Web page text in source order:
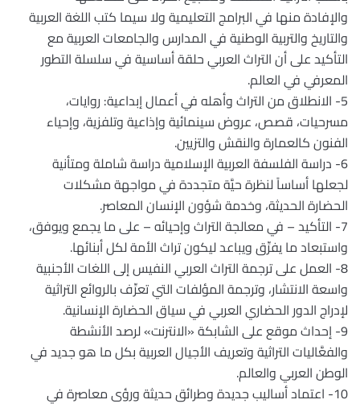
والإفادة منها في البرامج التعليمية ولا سيما كتب اللغة العربية
والتاريخ والتربية الوطنية في المدارس والجامعات العربية مع
التأكيد على أن التراث العربي حلقة أساسية في سلسلة التطور
المعرفي في العالم.
5- الانطلاق من التراث وأهله في أعمال إبداعية: روايات،
مسرحيات، قصص، عروض سينمائية وإذاعية وتلفزية، وإحياء
الفنون كالعمارة والنقش والتزيين.
6- دراسة الفلسفة العربية الإسلامية دراسة شاملة ومتأنية
لجعلها أساساً لنظرة حيَّة متجددة في مواجهة مشكلات
الحضارة الحديثة، وخدمة شؤون الإنسان المعاصر.
7- التأكيد – في معالجة التراث وإحيائه – على ما يجمع ويوفق،
واستبعاد ما يفرِّق ويباعد ليكون تراث الأمة لكل أبنائها.
8- العمل على ترجمة التراث العربي النفيس إلى اللغات الأجنبية
واسعة الانتشار، وترجمة المؤلفات التي تعرِّف بالروائع التراثية
لإدراج الدور الحضاري العربي في سياق الحضارة الإنسانية.
9- إحداث موقع على الشابكة «الانترنت» لرصد الأنشطة
والفعَّاليات التراثية وتعريف الأجيال العربية بكل ما هو جديد في
الوطن العربي والعالم.
10- اعتماد أساليب جديدة وطرائق حديثة ورؤى معاصرة في